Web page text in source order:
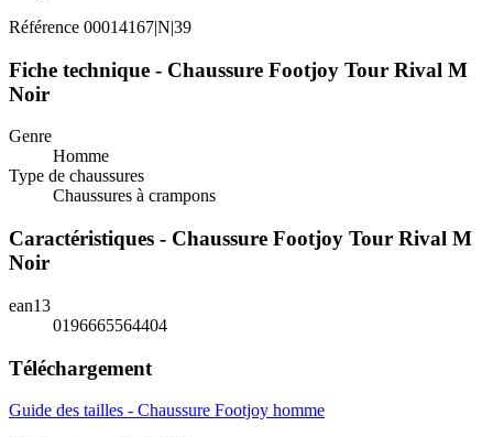
Référence 00014167|N|39
Fiche technique - Chaussure Footjoy Tour Rival M
Noir
Genre
Homme
Type de chaussures
Chaussures à crampons
Caractéristiques - Chaussure Footjoy Tour Rival M
Noir
ean13
0196665564404
Téléchargement
Guide des tailles - Chaussure Footjoy homme